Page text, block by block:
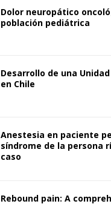
Dolor neuropático
población pediátrica
Desarrollo de una
en Chile
Anestesia en paciente
síndrome de la persona
caso
Rebound pain: A